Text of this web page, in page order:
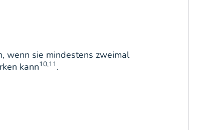
wenn sie mindestens zweimal
kann10,11.